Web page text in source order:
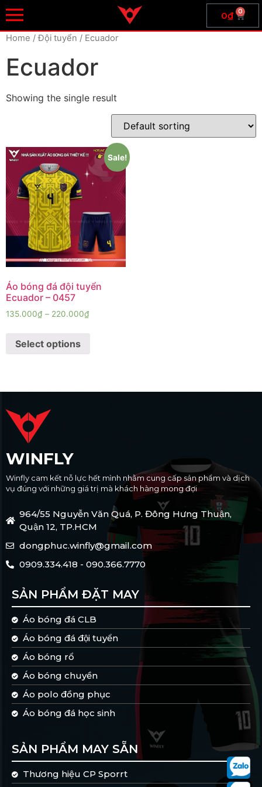
0₫ 0
Home / Đội tuyển / Ecuador
Ecuador
Showing the single result
Sale!
Áo bóng đá đội tuyển
Ecuador – 0457
135.000₫ – 220.000₫
Select options
WINFLY
Winfly cam kết nỗ lực hết mình nhằm cung cấp sản phẩm và dịch
vụ đúng với những giá trị mà khách hàng mong đợi
964/55 Nguyễn Văn Quá, P. Đông Hưng Thuận,
Quận 12, TP.HCM
dongphuc.winfly@gmail.com
0909.334.418 - 090.366.7770
SẢN PHẨM ĐẶT MAY
Áo bóng đá CLB
Áo bóng đá đội tuyển
Áo bóng rổ
Áo bóng chuyền
Áo polo đồng phục
Áo bóng đá học sinh
SẢN PHẨM MAY SẴN
Thương hiệu CP Sporrt